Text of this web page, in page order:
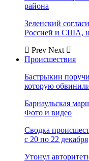
района
Зеленский
Россией и США,
Prev Next
Происшествия
Бастрыкин
которую
Барнаульская
Фото и видео
Сводка
с 20 по 22 декабря
Утонул